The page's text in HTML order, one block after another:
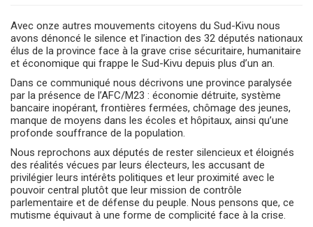
Avec onze autres mouvements citoyens du Sud-Kivu nous
avons dénoncé le silence et l’inaction des 32 députés nationaux
élus de la province face à la grave crise sécuritaire, humanitaire
et économique qui frappe le Sud-Kivu depuis plus d’un an.
Dans ce communiqué nous décrivons une province paralysée
par la présence de l’AFC/M23 : économie détruite, système
bancaire inopérant, frontières fermées, chômage des jeunes,
manque de moyens dans les écoles et hôpitaux, ainsi qu’une
profonde souffrance de la population.
Nous reprochons aux députés de rester silencieux et éloignés
des réalités vécues par leurs électeurs, les accusant de
privilégier leurs intérêts politiques et leur proximité avec le
pouvoir central plutôt que leur mission de contrôle
parlementaire et de défense du peuple. Nous pensons que, ce
mutisme équivaut à une forme de complicité face à la crise.